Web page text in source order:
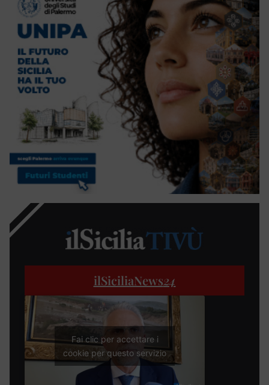
ilSiciliaNews24
Fai clic per accettare i
cookie per questo servizio